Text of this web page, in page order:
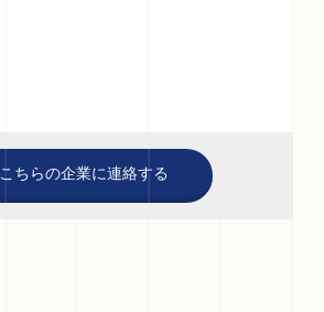
こちらの企業に連絡する